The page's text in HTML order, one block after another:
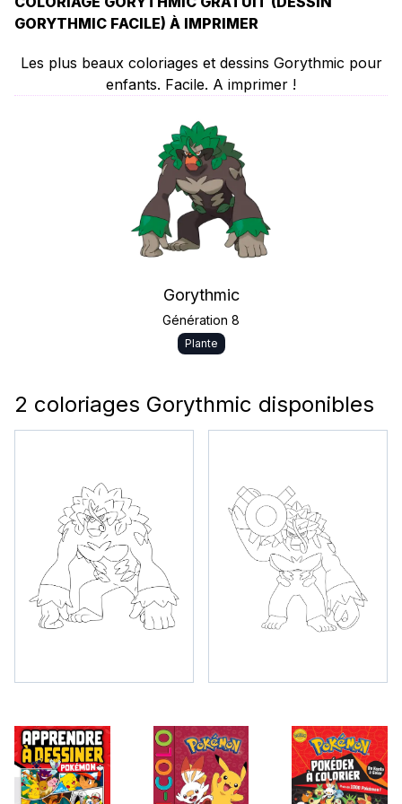
GORYTHMIC FACILE) À IMPRIMER
Les plus beaux coloriages et dessins Gorythmic pour
enfants. Facile. A imprimer !
Gorythmic
Génération 8
Plante
2 coloriages Gorythmic disponibles